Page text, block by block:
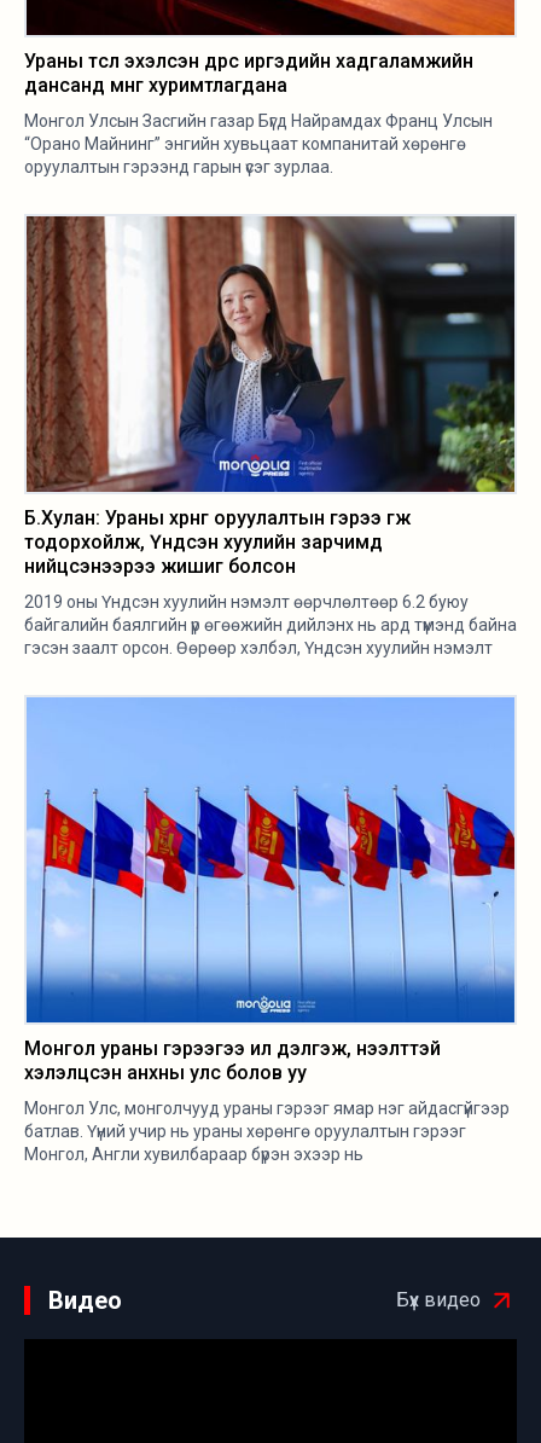
Ураны төсөл эхэлсэн өдрөөс иргэдийн хадгаламжийн
дансанд мөнгө хуримтлагдана
Монгол Улсын Засгийн газар Бүгд Найрамдах Франц Улсын
“Орано Майнинг” энгийн хувьцаат компанитай хөрөнгө
оруулалтын гэрээнд гарын үсэг зурлаа.
Б.Хулан: Ураны хөрөнгө оруулалтын гэрээ өгөөжөө
тодорхойлж, Үндсэн хуулийн зарчимд
нийцсэнээрээ жишиг болсон
2019 оны Үндсэн хуулийн нэмэлт өөрчлөлтөөр 6.2 буюу
байгалийн баялгийн үр өгөөжийн дийлэнх нь ард түмэнд байна
гэсэн заалт орсон. Өөрөөр хэлбэл, Үндсэн хуулийн нэмэлт
утгаараа 6.2 буюу байгалийн баялгийн өгөөжийн дийлэнх нь
Монгол ураны гэрээгээ ил дэлгэж, нээлттэй
хэлэлцсэн анхны улс болов уу
Монгол Улс, монголчууд ураны гэрээг ямар нэг айдасгүйгээр
батлав. Үүний учир нь ураны хөрөнгө оруулалтын гэрээг
Монгол, Англи хувилбараар бүрэн эхээр нь
Видео Бүх видео